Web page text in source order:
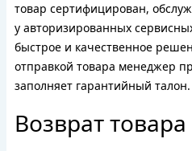
товар сертифицирован,
у авторизированных
быстрое и качественное
отправкой товара менеджер
заполняет гарантийный талон.
Возврат товара